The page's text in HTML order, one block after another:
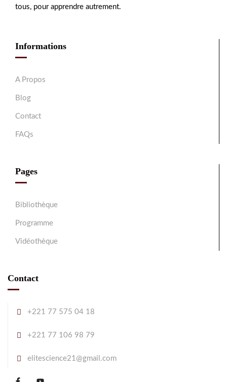
tous, pour apprendre autrement.
Informations
A Propos
Blog
Contact
FAQs
Pages
Bibliothèque
Programme
Vidéothèque
Contact
+221 77 575 04 18
+221 77 106 98 79
elitescience21@gmail.com